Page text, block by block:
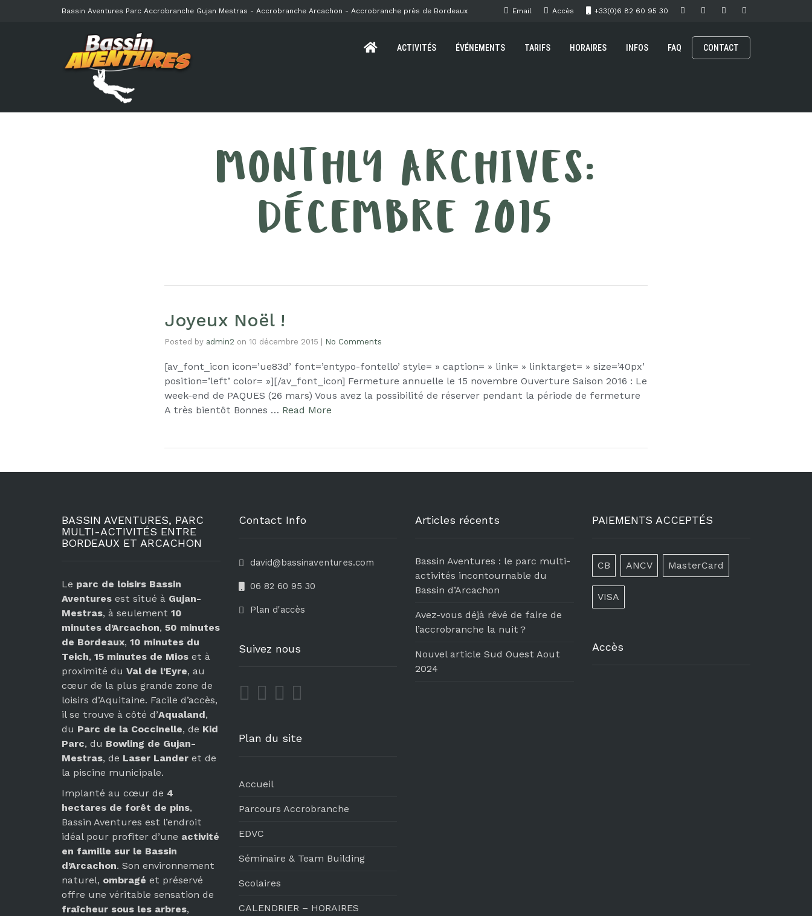
Bassin Aventures Parc Accrobranche Gujan Mestras - Accrobranche Arcachon - Accrobranche près de Bordeaux Email Accès +33(0)6 82 60 95 30
ACTIVITÉS ÉVÉNEMENTS TARIFS HORAIRES INFOS FAQ CONTACT
MONTHLY ARCHIVES:
DÉCEMBRE 2015
Joyeux Noël !
Posted by admin2 on 10 décembre 2015 No Comments
[av_font_icon icon=’ue83d’ font=’entypo-fontello’ style= » caption= » link= » linktarget= » size=’40px’
position=’left’ color= »][/av_font_icon] Fermeture annuelle le 15 novembre Ouverture Saison 2016 : Le
week-end de PAQUES (26 mars) Vous avez la possibilité de réserver pendant la période de fermeture
A très bientôt Bonnes … Read More
BASSIN AVENTURES, PARC
MULTI-ACTIVITÉS ENTRE
BORDEAUX ET ARCACHON
Le parc de loisirs Bassin
Aventures est situé à Gujan-
Mestras, à seulement 10
minutes d’Arcachon, 50 minutes
de Bordeaux, 10 minutes du
Teich, 15 minutes de Mios et à
proximité du Val de l’Eyre, au
cœur de la plus grande zone de
loisirs d’Aquitaine. Facile d’accès,
il se trouve à côté d’Aqualand,
du Parc de la Coccinelle, de Kid
Parc, du Bowling de Gujan-
Mestras, de Laser Lander et de
la piscine municipale.
Implanté au cœur de 4
hectares de forêt de pins,
Bassin Aventures est l’endroit
idéal pour profiter d’une activité
en famille sur le Bassin
d’Arcachon. Son environnement
naturel, ombragé et préservé
offre une véritable sensation de
fraîcheur sous les arbres,
Contact Info
david@bassinaventures.com
06 82 60 95 30
Plan d'accès
Suivez nous
Plan du site
Accueil
Parcours Accrobranche
EDVC
Séminaire & Team Building
Scolaires
CALENDRIER – HORAIRES
Articles récents
Bassin Aventures : le parc multi-
activités incontournable du
Bassin d’Arcachon
Avez-vous déjà rêvé de faire de
l’accrobranche la nuit ?
Nouvel article Sud Ouest Aout
2024
PAIEMENTS ACCEPTÉS
CB ANCV MasterCard
VISA
Accès